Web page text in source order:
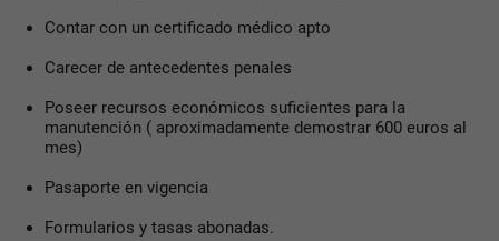
Contar con un certificado médico apto
Carecer de antecedentes penales
Poseer recursos económicos suficientes para la
manutención ( aproximadamente demostrar 600 euros al
mes)
Pasaporte en vigencia
Formularios y tasas abonadas.